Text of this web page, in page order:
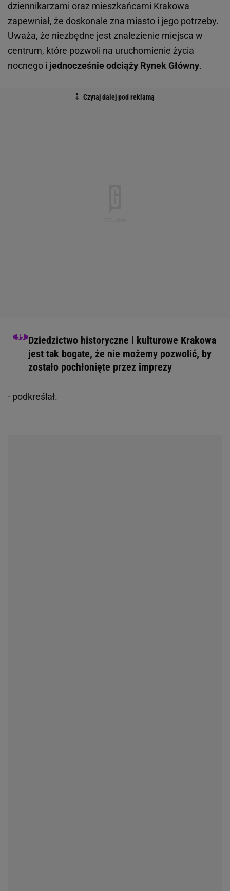
dziennikarzami oraz mieszkańcami Krakowa
zapewniał, że doskonale zna miasto i jego potrzeby.
Uważa, że niezbędne jest znalezienie miejsca w
centrum, które pozwoli na uruchomienie życia
nocnego i jednocześnie odciąży Rynek Główny.
Dziedzictwo historyczne i kulturowe Krakowa
jest tak bogate, że nie możemy pozwolić, by
zostało pochłonięte przez imprezy
- podkreślał.